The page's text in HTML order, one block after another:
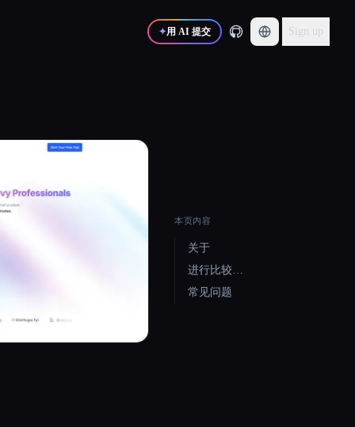
✦用 AI 提交 Sign up
本页内容
关于
进行比较…
常见问题